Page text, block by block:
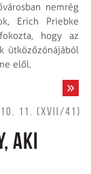
nemrég
Erich Priebke
hogy az
ütközőzónájából
elől.
11. (XVII/41)
AKI